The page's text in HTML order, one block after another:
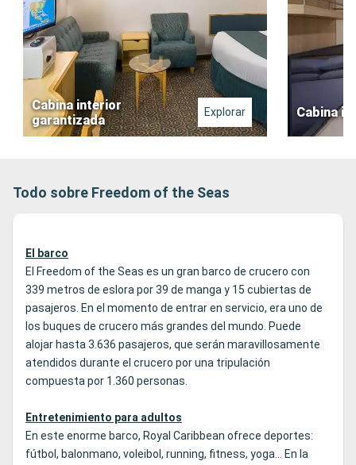
Cabina interior
garantizada
Explorar Cabina
Todo sobre Freedom of the Seas
El barco
El Freedom of the Seas es un gran barco de crucero con
339 metros de eslora por 39 de manga y 15 cubiertas de
pasajeros. En el momento de entrar en servicio, era uno de
los buques de crucero más grandes del mundo. Puede
alojar hasta 3.636 pasajeros, que serán maravillosamente
atendidos durante el crucero por una tripulación
compuesta por 1.360 personas.
Entretenimiento para adultos
En este enorme barco, Royal Caribbean ofrece deportes:
fútbol, balonmano, voleibol, running, fitness, yoga... En la